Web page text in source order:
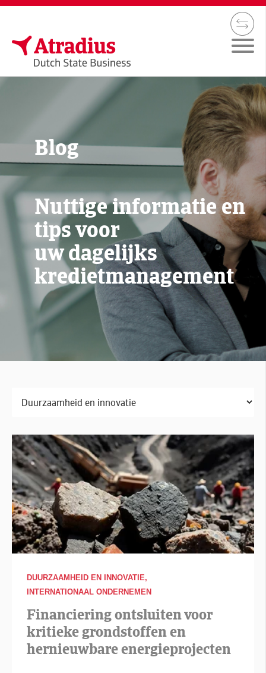
Blog
Nuttige informatie en
tips voor
uw dagelijks
kredietmanagement
DUURZAAMHEID EN INNOVATIE,
INTERNATIONAAL ONDERNEMEN
Financiering ontsluiten voor
kritieke grondstoffen en
hernieuwbare energieprojecten